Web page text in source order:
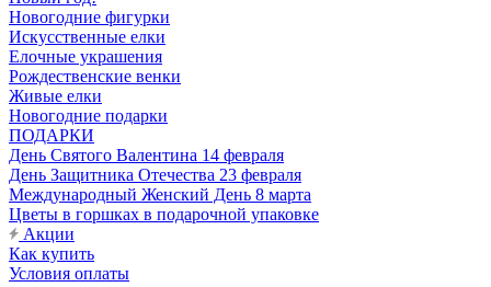
Новогодние фигурки
Искусственные елки
Елочные украшения
Рождественские венки
Живые елки
Новогодние подарки
ПОДАРКИ
День Святого Валентина 14 февраля
День Защитника Отечества 23 февраля
Международный Женский День 8 марта
Цветы в горшках в подарочной упаковке
Акции
Как купить
Условия оплаты